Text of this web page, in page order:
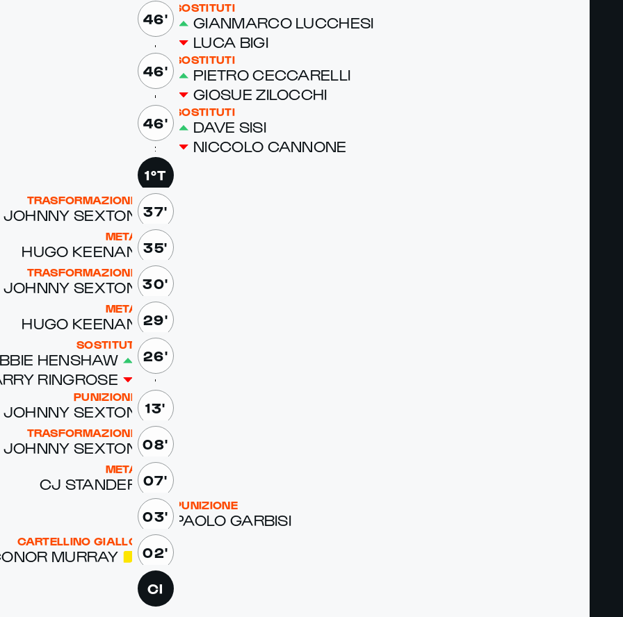
46'
SOSTITUTI
GI­AN­MAR­CO LUC­CH­ESI
LU­CA BI­GI
46'
SOSTITUTI
PIETRO CEC­CA­REL­LI
GIO­SUE ZILOC­CHI
46'
SOSTITUTI
DAVE SISI
NIC­CO­LO CAN­NONE
1°T
37'
TRASFORMAZIONE
JOHN­NY SEX­TON
35'
META
HUGO KEENAN
30'
TRASFORMAZIONE
JOHN­NY SEX­TON
29'
META
HUGO KEENAN
26'
SOSTITUTI
HEN­SHAW
RINGROSE
13'
PUNIZIONE
JOHN­NY SEX­TON
08'
TRASFORMAZIONE
JOHN­NY SEX­TON
07'
META
CJ STANDER
03'
PUNIZIONE
PAO­LO GAR­BISI
02'
CARTELLINO GIALLO
MUR­RAY
CI